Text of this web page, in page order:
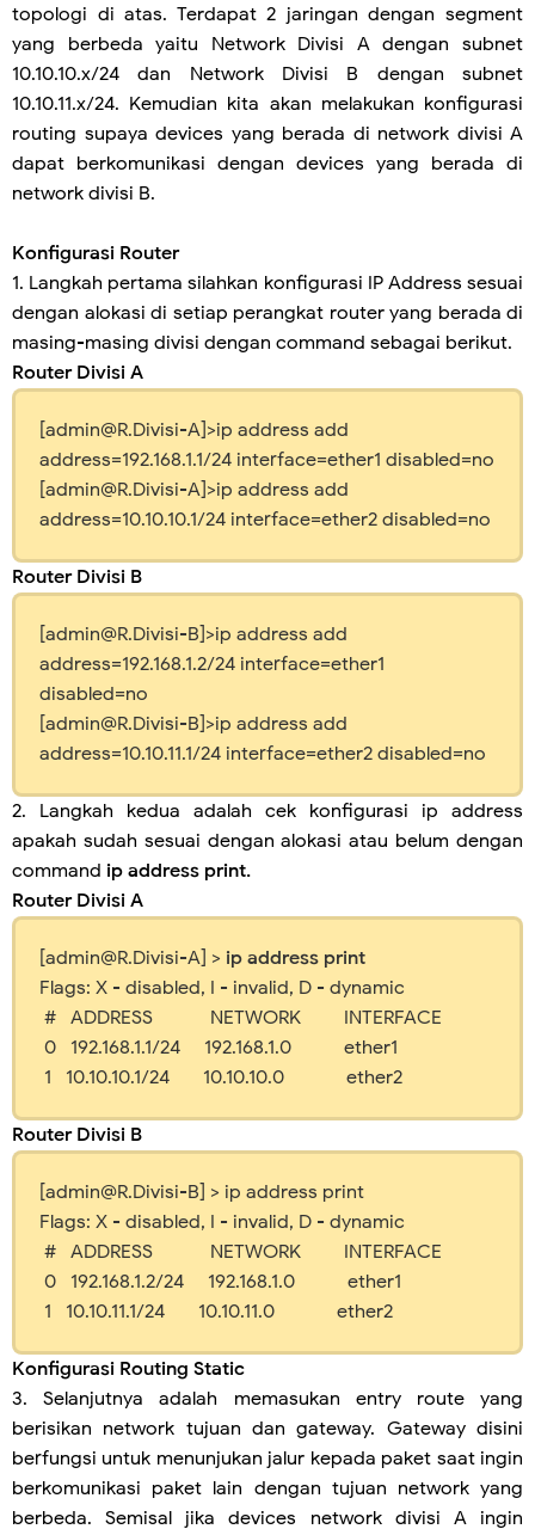
topologi di atas. Terdapat 2 jaringan dengan segment
yang berbeda yaitu Network Divisi A dengan subnet
10.10.10.x/24 dan Network Divisi B dengan subnet
10.10.11.x/24. Kemudian kita akan melakukan konfigurasi
routing supaya devices yang berada di network divisi A
dapat berkomunikasi dengan devices yang berada di
network divisi B.
Konfigurasi Router
1. Langkah pertama silahkan konfigurasi IP Address sesuai
dengan alokasi di setiap perangkat router yang berada di
masing-masing divisi dengan command sebagai berikut.
Router Divisi A
[admin@R.Divisi-A]>ip address add
address=192.168.1.1/24 interface=ether1 disabled=no
[admin@R.Divisi-A]>ip address add
address=10.10.10.1/24 interface=ether2 disabled=no
Router Divisi B
[admin@R.Divisi-B]>ip address add
address=192.168.1.2/24 interface=ether1
disabled=no
[admin@R.Divisi-B]>ip address add
address=10.10.11.1/24 interface=ether2 disabled=no
2. Langkah kedua adalah cek konfigurasi ip address
apakah sudah sesuai dengan alokasi atau belum dengan
command ip address print.
Router Divisi A
[admin@R.Divisi-A] > ip address print
Flags: X - disabled, I - invalid, D - dynamic
# ADDRESS NETWORK INTERFACE
0 192.168.1.1/24 192.168.1.0 ether1
1 10.10.10.1/24 10.10.10.0 ether2
Router Divisi B
[admin@R.Divisi-B] > ip address print
Flags: X - disabled, I - invalid, D - dynamic
# ADDRESS NETWORK INTERFACE
0 192.168.1.2/24 192.168.1.0 ether1
1 10.10.11.1/24 10.10.11.0 ether2
Konfigurasi Routing Static
3. Selanjutnya adalah memasukan entry route yang
berisikan network tujuan dan gateway. Gateway disini
berfungsi untuk menunjukan jalur kepada paket saat ingin
berkomunikasi paket lain dengan tujuan network yang
berbeda. Semisal jika devices network divisi A ingin